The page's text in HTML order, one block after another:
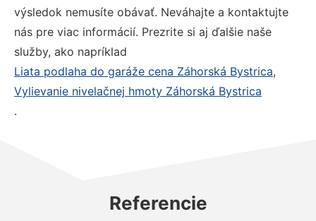
výsledok nemusíte obávať. Neváhajte a kontaktujte
nás pre viac informácií. Prezrite si aj ďalšie naše
služby, ako napríklad
Liata podlaha do garáže cena Záhorská Bystrica,
Vylievanie nivelačnej hmoty Záhorská Bystrica
.
Referencie